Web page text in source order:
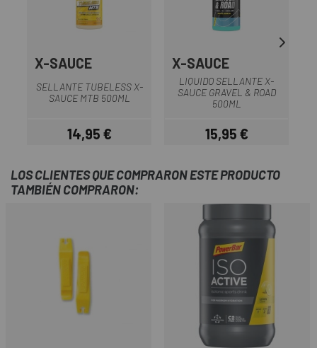
X-SAUCE
SELLANTE TUBELESS X-
SAUCE MTB 500ML
Precio
14,95 €
X-SAUCE
LIQUIDO SELLANTE X-
SAUCE GRAVEL & ROAD
500ML
Precio
15,95 €
LOS CLIENTES QUE COMPRARON ESTE PRODUCTO
TAMBIÉN COMPRARON: